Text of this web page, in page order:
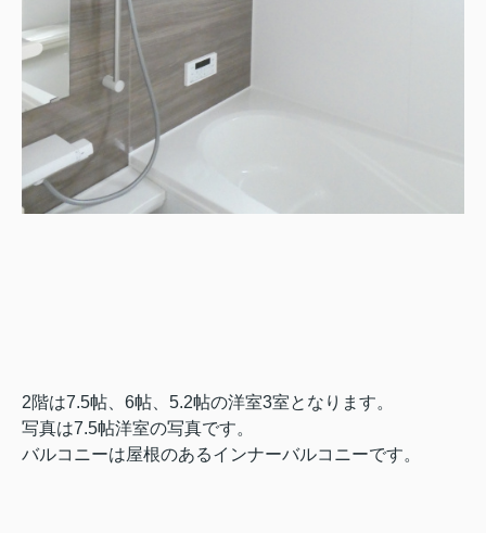
2階は7.5帖、6帖、5.2帖の洋室3室となります。
写真は7.5帖洋室の写真です。
バルコニーは屋根のあるインナーバルコニーです。